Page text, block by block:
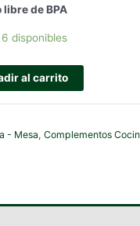
de BPA
6 disponibles
al carrito
- Mesa, Complementos